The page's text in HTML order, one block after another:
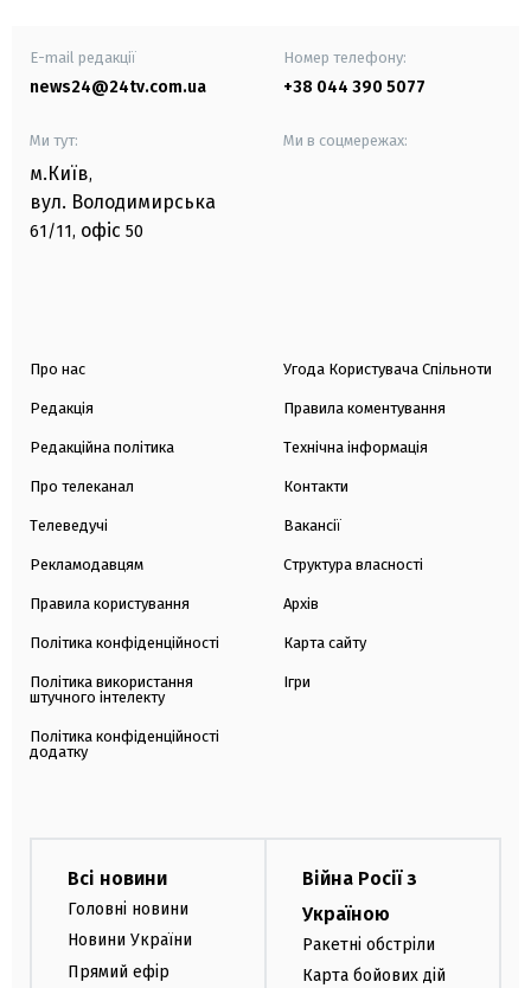
E-mail редакції
news24@24tv.com.ua
Номер телефону:
+38 044 390 5077
Ми тут:
м.Київ,
вул. Володимирська
61/11, офіс 50
Ми в соцмережах:
Про нас
Редакція
Редакційна політика
Про телеканал
Телеведучі
Рекламодавцям
Правила користування
Політика конфіденційності
Політика використання
штучного інтелекту
Політика конфіденційності
додатку
Угода Користувача Спільноти
Правила коментування
Технічна інформація
Контакти
Вакансії
Структура власності
Архів
Карта сайту
Ігри
Всі новини
Головні новини
Новини України
Прямий ефір
Війна Росії з
Україною
Ракетні обстріли
Карта бойових дій